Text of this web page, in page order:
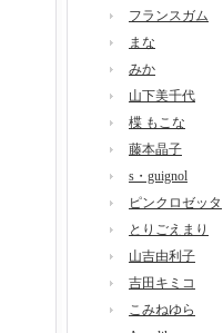
フランスガム
まな
みか
山下美千代
楪 もこな
藤本晶子
s・guignol
ピンクロゼッタ
とりごえまり
山吉由利子
吉田キミコ
こみねゆら